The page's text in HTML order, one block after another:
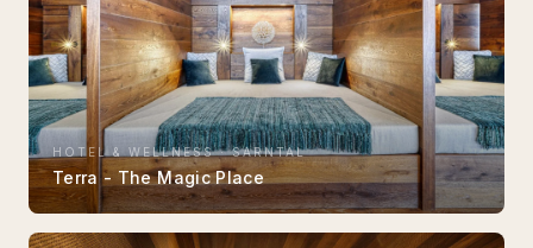
HOTEL & WELLNESS·SARNTAL
Terra - The Magic Place